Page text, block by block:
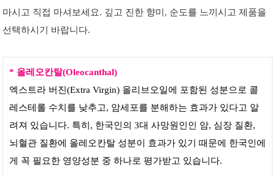
마시고 직접 마셔보세요. 깊고 진한 향미, 순도를 느끼시고 제품을
선택하시기 바랍니다.
* 올레오칸탈(Oleocanthal)
엑스트라 버진(Extra Virgin) 올리브오일에 포함된 성분으로 콜
레스테롤 수치를 낮추고, 암세포를 분해하는 효과가 있다고 알
려져 있습니다. 특히, 한국인의 3대 사망원인인 암, 심장 질환,
뇌혈관 질환에 올레오칸탈 성분이 효과가 있기 때문에 한국인에
게 꼭 필요한 영양성분 중 하나로 평가받고 있습니다.